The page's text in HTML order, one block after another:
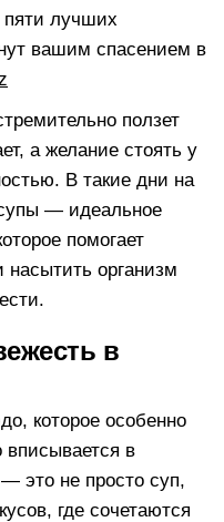
пяти лучших
вашим спасением в
ползет
а желание стоять у
В такие дни на
— идеальное
помогает
организм
в
которое особенно
вписывается в
это не просто суп,
где сочетаются